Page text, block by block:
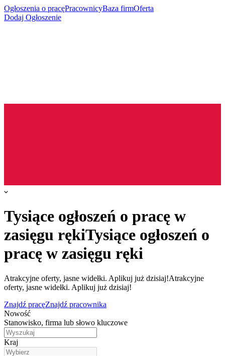
Ogłoszenia o pracęPracownicyBaza firmOferta
Dodaj Ogłoszenie
Tysiące ogłoszeń o pracę w
zasięgu rękiTysiące ogłoszeń o
pracę w zasięgu ręki
Atrakcyjne oferty, jasne widełki. Aplikuj już dzisiaj!Atrakcyjne
oferty, jasne widełki. Aplikuj już dzisiaj!
Znajdź pracęZnajdź pracownika
Nowość
Stanowisko, firma lub słowo kluczowe
Kraj